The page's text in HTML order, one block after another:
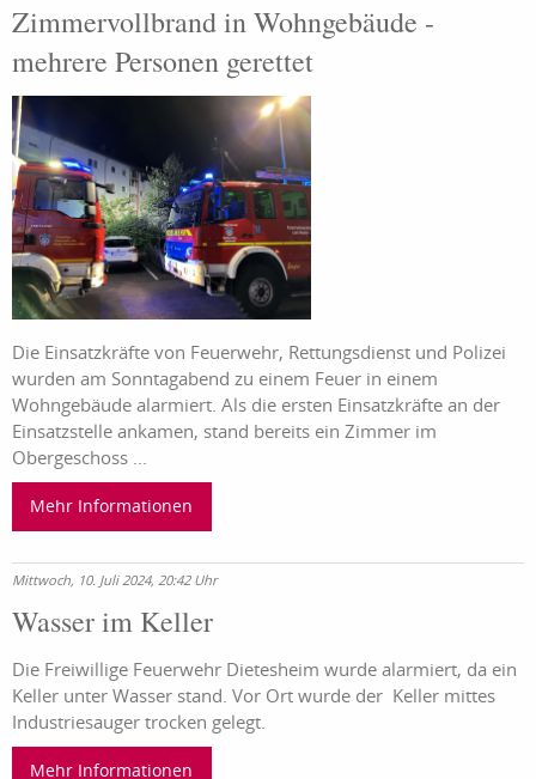
Zimmervollbrand in Wohngebäude -
mehrere Personen gerettet
Die Einsatzkräfte von Feuerwehr, Rettungsdienst und Polizei
wurden am Sonntagabend zu einem Feuer in einem
Wohngebäude alarmiert. Als die ersten Einsatzkräfte an der
Einsatzstelle ankamen, stand bereits ein Zimmer im
Obergeschoss ...
Mehr Informationen
Mittwoch, 10. Juli 2024, 20:42 Uhr
Wasser im Keller
Die Freiwillige Feuerwehr Dietesheim wurde alarmiert, da ein
Keller unter Wasser stand. Vor Ort wurde der Keller mittes
Industriesauger trocken gelegt.
Mehr Informationen